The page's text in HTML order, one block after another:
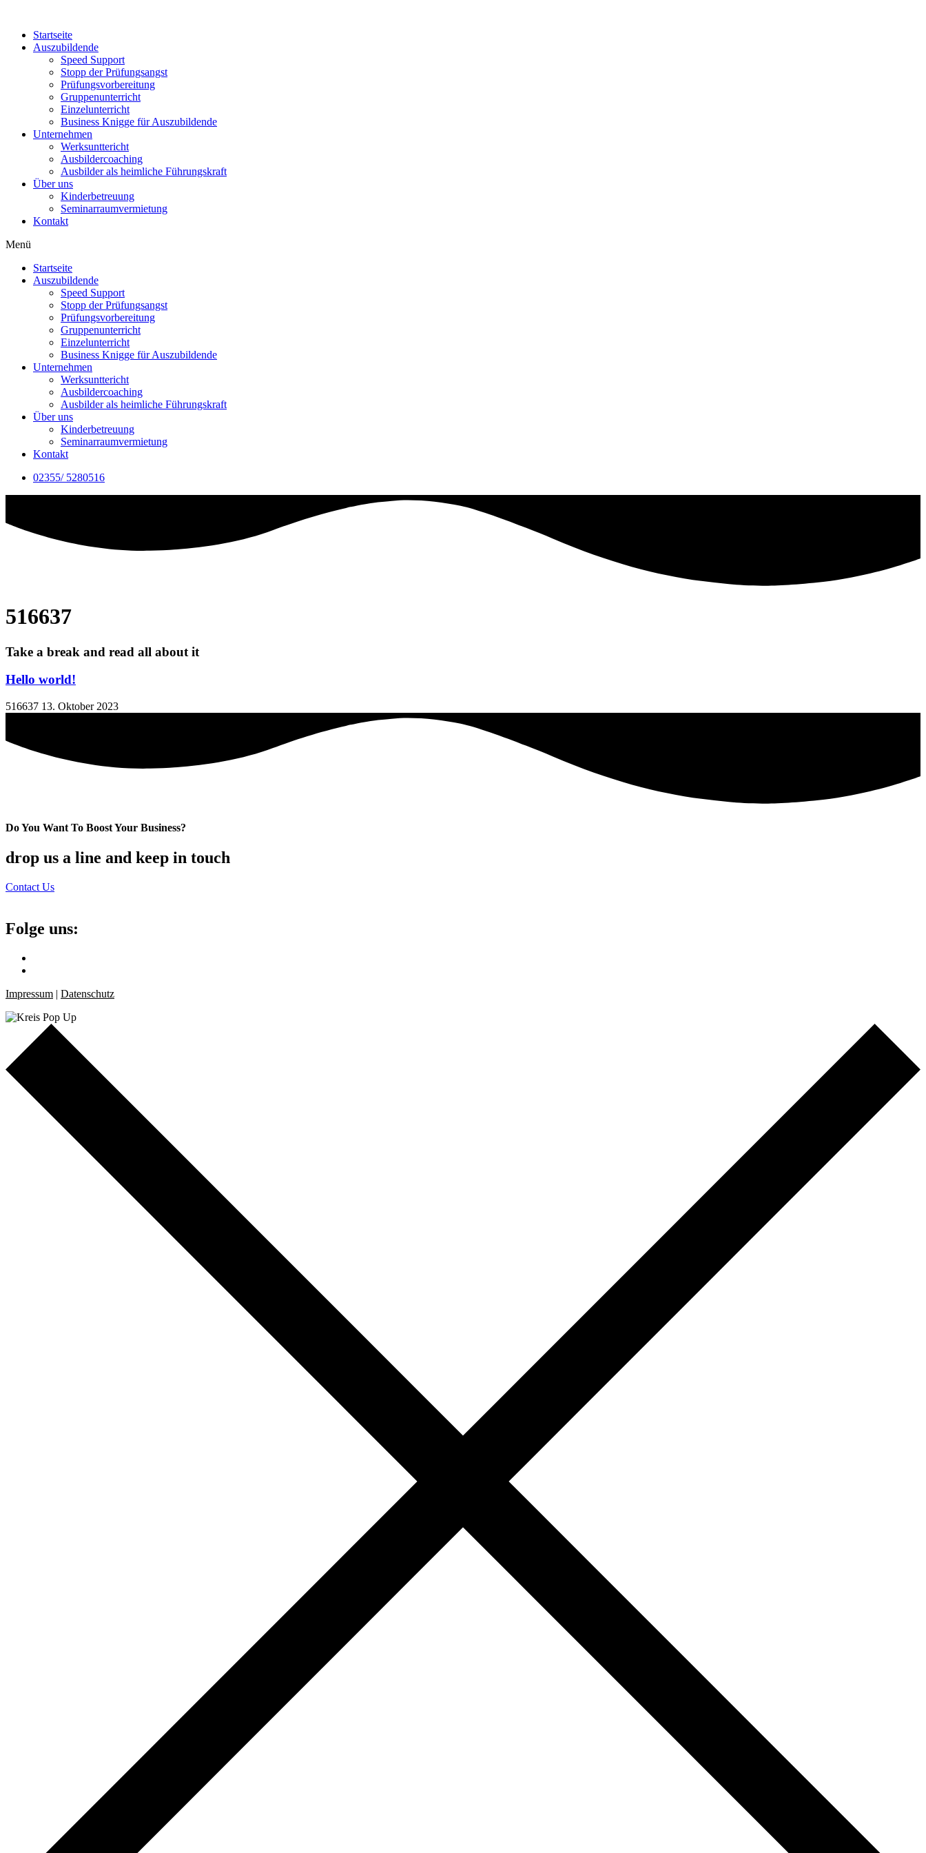
springenStartseite
Auszubildende
Speed Support
Stopp der Prüfungsangst
Prüfungsvorbereitung
Gruppenunterricht
Einzelunterricht
Business Knigge für Auszubildende
Unternehmen
Werksunttericht
Ausbildercoaching
Ausbilder als heimliche Führungskraft
Über uns
Kinderbetreuung
Seminarraumvermietung
Kontakt
Menü
Startseite
Auszubildende
Speed Support
Stopp der Prüfungsangst
Prüfungsvorbereitung
Gruppenunterricht
Einzelunterricht
Business Knigge für Auszubildende
Unternehmen
Werksunttericht
Ausbildercoaching
Ausbilder als heimliche Führungskraft
Über uns
Kinderbetreuung
Seminarraumvermietung
Kontakt
02355/ 5280516
516637
Take a break and read all about it
Hello world!
516637 13. Oktober 2023
Do You Want To Boost Your Business?
drop us a line and keep in touch
Contact Us
Folge uns:
Impressum | Datenschutz